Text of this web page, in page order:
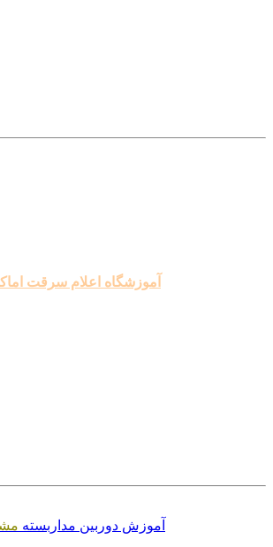
آموزشگاه اعلام سرقت اماکن
آموزش دوربین مداربستهمشهد